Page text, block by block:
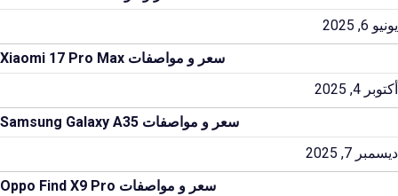
يونيو 6, 2025
سعر و مواصفات Xiaomi 17 Pro Max
أكتوبر 4, 2025
سعر و مواصفات Samsung Galaxy A35
ديسمبر 7, 2025
سعر و مواصفات Oppo Find X9 Pro